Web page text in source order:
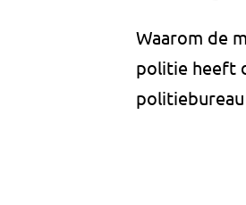
Waarom de
politie heeft